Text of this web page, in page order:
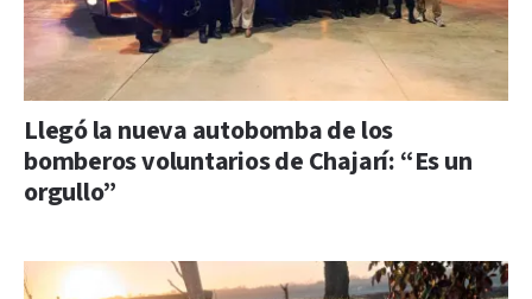
Llegó la nueva autobomba de los
bomberos voluntarios de Chajarí: “Es un
orgullo”